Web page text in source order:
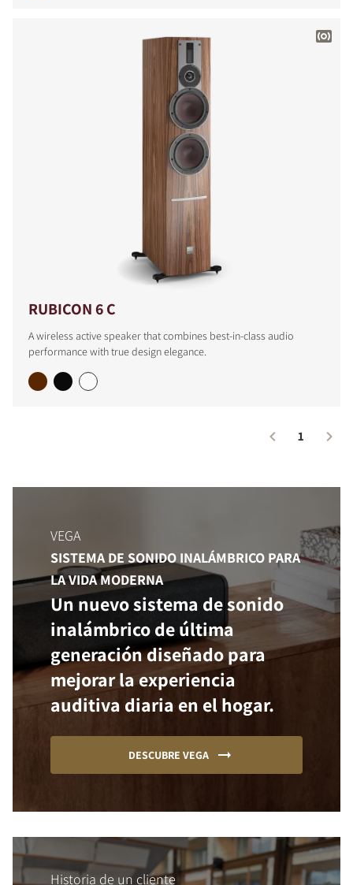
RUBICON 6 C
A wireless active speaker that combines best-in-class audio
performance with true design elegance.
1
COMPARAR PRODUCTOS
VEGA
SISTEMA DE SONIDO INALÁMBRICO PARA
LA VIDA MODERNA
Un nuevo sistema de sonido
inalámbrico de última
generación diseñado para
mejorar la experiencia
auditiva diaria en el hogar.
DESCUBRE VEGA
Historia de un cliente